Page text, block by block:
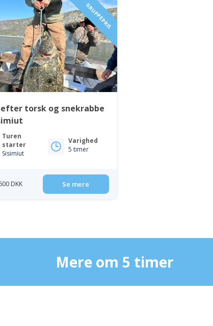
GRUPPEPRIS
efter torsk og snekrabbe
Turen
starter
Sisimiut
Varighed
5 timer
DKK Se mere
Mere om 5 timer